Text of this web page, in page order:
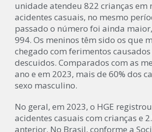
unidade atendeu 822 crianças em
acidentes casuais, no mesmo
passado o número foi ainda
994. Os meninos têm sido os que
chegado com ferimentos causados
descuidos. Comparados com as
ano e em 2023, mais de 60% dos
sexo masculino.
No geral, em 2023, o HGE
acidentes casuais com crianças e
anterior. No Brasil, conforme a